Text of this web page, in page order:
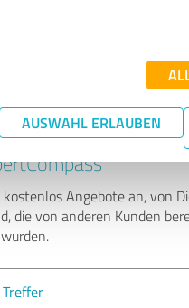
AUSWAHL ERLAUBEN
passenden
kostenlos Angebote an, von
die von anderen Kunden